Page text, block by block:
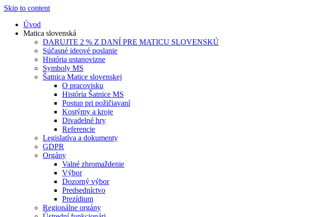
Skip to content
Úvod
Matica slovenská
DARUJTE 2 % Z DANÍ PRE MATICU SLOVENSKÚ
Súčasné ideové poslanie
História ustanovizne
Symboly MS
Šatnica Matice slovenskej
O pracovisku
História Šatnice MS
Postup pri požičiavaní
Kostýmy a kroje
Divadelné hry
Referencie
Legislatíva a dokumenty
GDPR
Orgány
Valné zhromaždenie
Výbor
Dozorný výbor
Predsedníctvo
Prezídium
Regionálne orgány